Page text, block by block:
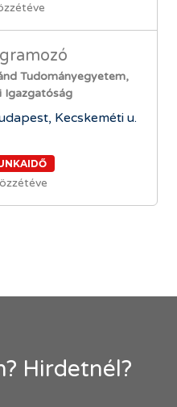
Tudományegyetem,
Igazgatóság
Kecskeméti u.
Hirdetnél?